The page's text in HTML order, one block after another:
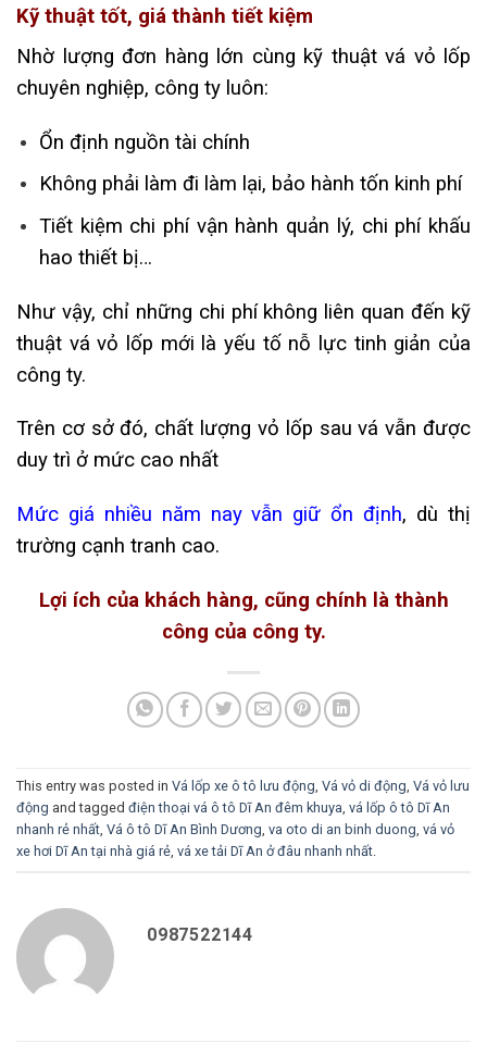
Kỹ thuật tốt, giá thành tiết kiệm
Nhờ lượng đơn hàng lớn cùng kỹ thuật vá vỏ lốp
chuyên nghiệp, công ty luôn:
Ổn định nguồn tài chính
Không phải làm đi làm lại, bảo hành tốn kinh phí
Tiết kiệm chi phí vận hành quản lý, chi phí khấu
hao thiết bị…
Như vậy, chỉ những chi phí không liên quan đến kỹ
thuật vá vỏ lốp mới là yếu tố nỗ lực tinh giản của
công ty.
Trên cơ sở đó, chất lượng vỏ lốp sau vá vẫn được
duy trì ở mức cao nhất
Mức giá nhiều năm nay vẫn giữ ổn định, dù thị
trường cạnh tranh cao.
Lợi ích của khách hàng, cũng chính là thành
công của công ty.
This entry was posted in Vá lốp xe ô tô lưu động, Vá vỏ di động, Vá vỏ lưu
động and tagged điện thoại vá ô tô Dĩ An đêm khuya, vá lốp ô tô Dĩ An
nhanh rẻ nhất, Vá ô tô Dĩ An Bình Dương, va oto di an binh duong, vá vỏ
xe hơi Dĩ An tại nhà giá rẻ, vá xe tải Dĩ An ở đâu nhanh nhất.
0987522144